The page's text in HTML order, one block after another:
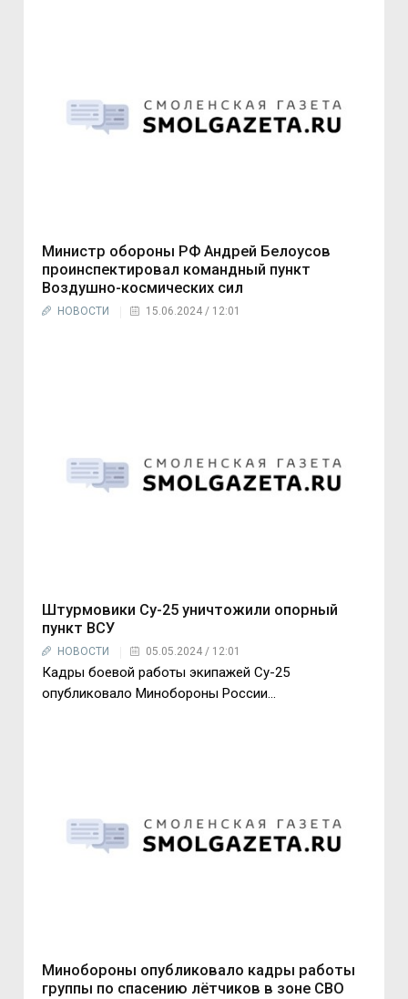
Министр обороны РФ Андрей Белоусов
проинспектировал командный пункт
Воздушно-космических сил
НОВОСТИ 15.06.2024 / 12:01
Штурмовики Су-25 уничтожили опорный
пункт ВСУ
НОВОСТИ 05.05.2024 / 12:01
Кадры боевой работы экипажей Су-25
опубликовало Минобороны России...
Минобороны опубликовало кадры работы
группы по спасению лётчиков в зоне СВО